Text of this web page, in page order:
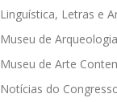
Linguística, Letras e
Museu de
Museu de Arte
Notícias do